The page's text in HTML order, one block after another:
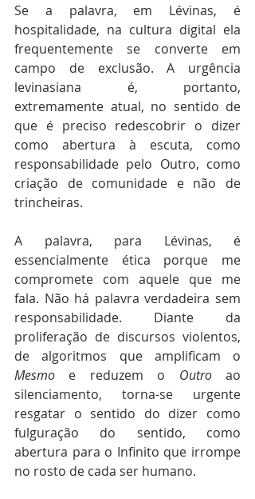
Se a palavra, em Lévinas, é
hospitalidade, na cultura digital ela
frequentemente se converte em
campo de exclusão. A urgência
levinasiana é, portanto,
extremamente atual, no sentido de
que é preciso redescobrir o dizer
como abertura à escuta, como
responsabilidade pelo Outro, como
criação de comunidade e não de
trincheiras.
A palavra, para Lévinas, é
essencialmente ética porque me
compromete com aquele que me
fala. Não há palavra verdadeira sem
responsabilidade. Diante da
proliferação de discursos violentos,
Mesmo e reduzem o Outro ao
silenciamento, torna-se urgente
resgatar o sentido do dizer como
fulguração do sentido, como
abertura para o Infinito que irrompe
no rosto de cada ser humano.